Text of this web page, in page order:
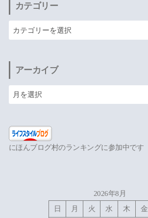
カテゴリー
アーカイブ
にほんブログ村のランキングに参加中です
2026年8月
日
月 火 水 木 金